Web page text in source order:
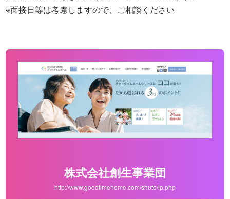
※面接日等は考慮しますので、ご相談ください
株式会社創生事業団
http://www.goodtimehome.com/shuto/lp.php